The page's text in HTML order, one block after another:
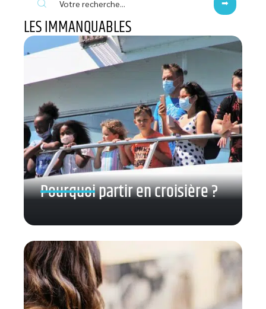
LES IMMANQUABLES
Pourquoi partir en croisière ?